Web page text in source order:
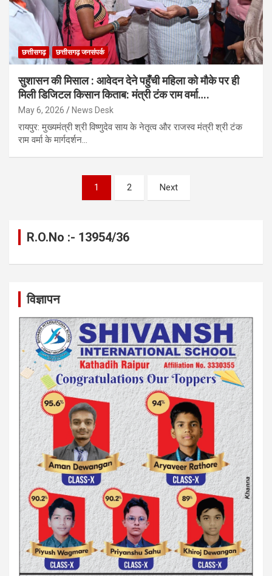
छत्तीसगढ़ छत्तीसगढ़ जनसंपर्क
सुशासन की मिसाल : आवेदन देने पहुँची महिला को मौके पर ही
मिली डिजिटल किसान किताब: मंत्री टंक राम वर्मा….
May 6, 2026 News Desk
​रायपुर: मुख्यमंत्री श्री विष्णुदेव साय के नेतृत्व और राजस्व मंत्री श्री टंक
राम वर्मा के मार्गदर्शन…
1 2 Next
R.O.No :- 13954/36
विज्ञापन